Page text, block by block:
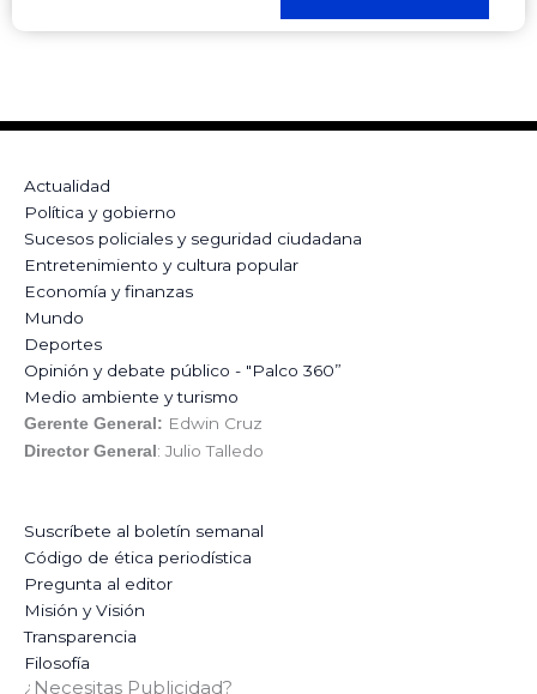
Actualidad
Política y gobierno
Sucesos policiales y seguridad ciudadana
Entretenimiento y cultura popular
Economía y finanzas
Mundo
Deportes
Opinión y debate público - "Palco 360”
Medio ambiente y turismo
Gerente General: Edwin Cruz
Director General : Julio Talledo
Suscríbete al boletín semanal
Código de ética periodística
Pregunta al editor
Misión y Visión
Transparencia
Filosofía
¿Necesitas Publicidad?